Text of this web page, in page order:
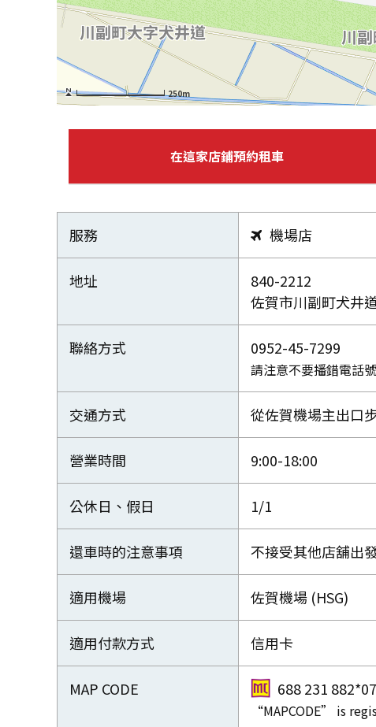
250m
在這家店鋪預約租車
服務  機場店
地址
840-2212
佐賀市川副町犬井
聯絡方式 0952-45-7299
請注意不要播錯電話
交通方式 從佐賀機場主出口
營業時間 9:00-18:00
公休日、假日 1/1
還車時的注意事項 不接受其他店舖出
適用機場 佐賀機場 (HSG)
適用付款方式 信用卡
MAP CODE 688 231 882*07
“MAPCODE” is